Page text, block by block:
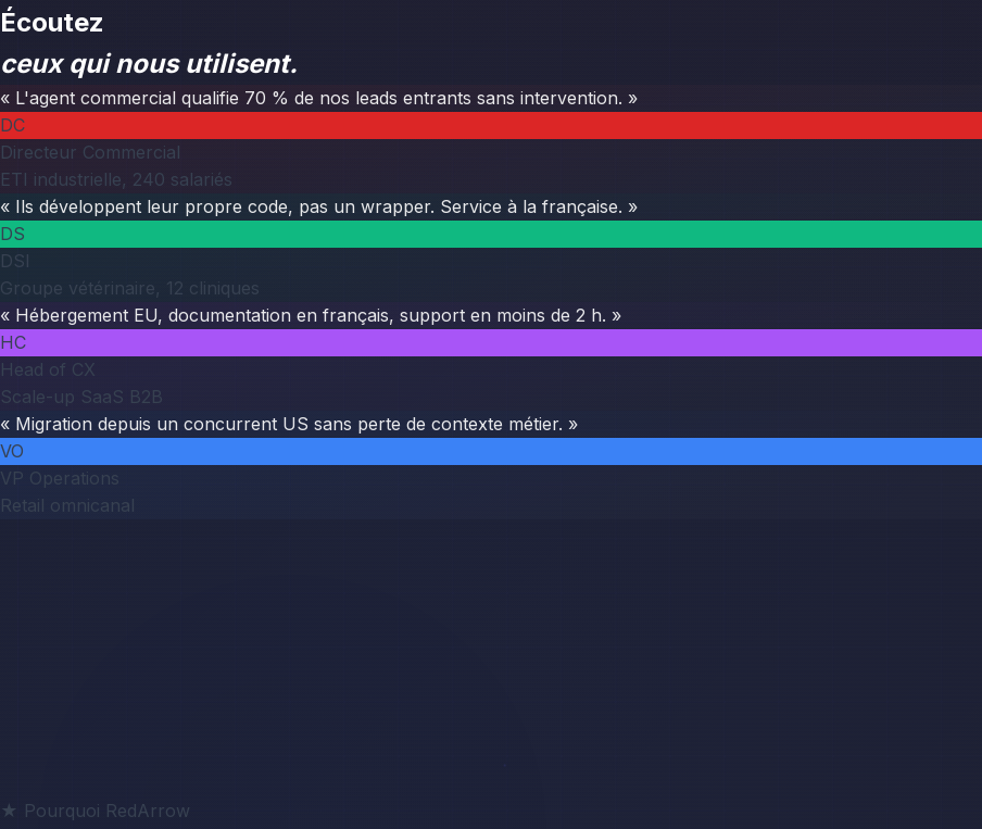
Écoutez
ceux qui nous utilisent.
« L'agent commercial qualifie 70 % de nos leads entrants sans intervention. »
DC
Directeur Commercial
ETI industrielle, 240 salariés
« Ils développent leur propre code, pas un wrapper. Service à la française. »
DS
DSI
Groupe vétérinaire, 12 cliniques
« Hébergement EU, documentation en français, support en moins de 2 h. »
HC
Head of CX
Scale-up SaaS B2B
« Migration depuis un concurrent US sans perte de contexte métier. »
VO
VP Operations
Retail omnicanal
★ Pourquoi RedArrow